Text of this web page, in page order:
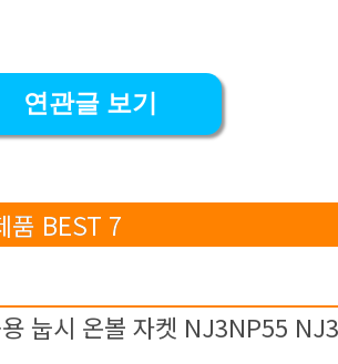
연관글 보기
품 BEST 7
눕시 온볼 자켓 NJ3NP55